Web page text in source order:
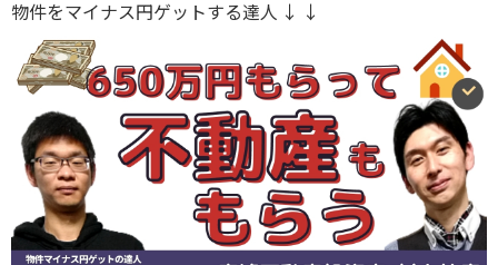
物件をマイナス円ゲットする達人 ↓ ↓